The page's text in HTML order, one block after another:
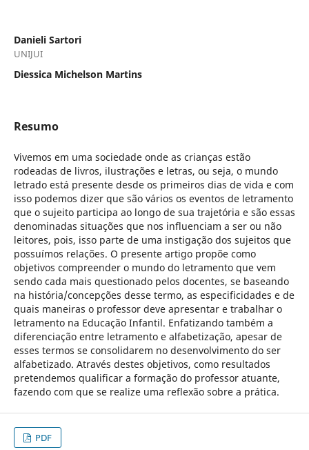
Danieli Sartori
UNIJUI
Diessica Michelson Martins
Resumo
Vivemos em uma sociedade onde as crianças estão
rodeadas de livros, ilustrações e letras, ou seja, o mundo
letrado está presente desde os primeiros dias de vida e com
isso podemos dizer que são vários os eventos de letramento
que o sujeito participa ao longo de sua trajetória e são essas
denominadas situações que nos influenciam a ser ou não
leitores, pois, isso parte de uma instigação dos sujeitos que
possuímos relações. O presente artigo propõe como
objetivos compreender o mundo do letramento que vem
sendo cada mais questionado pelos docentes, se baseando
na história/concepções desse termo, as especificidades e de
quais maneiras o professor deve apresentar e trabalhar o
letramento na Educação Infantil. Enfatizando também a
diferenciação entre letramento e alfabetização, apesar de
esses termos se consolidarem no desenvolvimento do ser
alfabetizado. Através destes objetivos, como resultados
pretendemos qualificar a formação do professor atuante,
fazendo com que se realize uma reflexão sobre a prática.
PDF